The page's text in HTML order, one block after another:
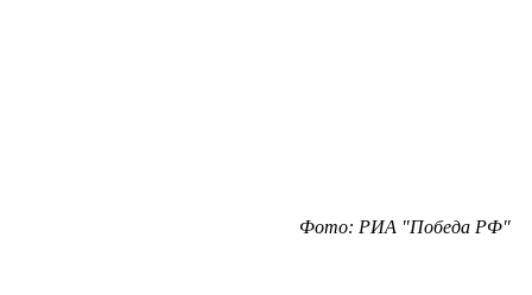
Фото: РИА "Победа РФ"